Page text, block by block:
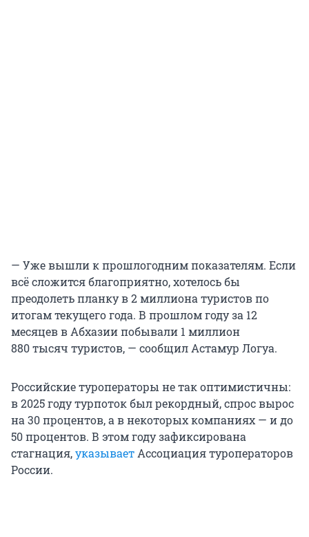
— Уже вышли к прошлогодним показателям. Если
всё сложится благоприятно, хотелось бы
преодолеть планку в 2 миллиона туристов по
итогам текущего года. В прошлом году за 12
месяцев в Абхазии побывали 1 миллион
880 тысяч туристов, — сообщил Астамур Логуа.
Российские туроператоры не так оптимистичны:
в 2025 году турпоток был рекордный, спрос вырос
на 30 процентов, а в некоторых компаниях — и до
50 процентов. В этом году зафиксирована
стагнация,указывает Ассоциация туроператоров
России.